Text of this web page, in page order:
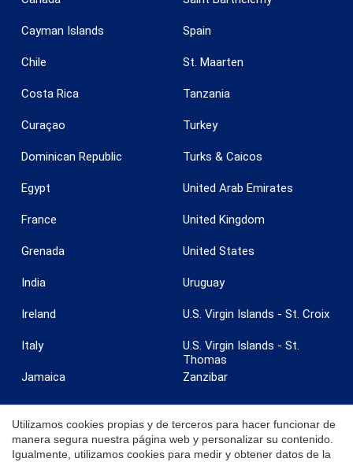
Cayman Islands
Chile
Costa Rica
Curaçao
Dominican Republic
Egypt
France
Grenada
India
Ireland
Italy
Jamaica
Spain
St. Maarten
Tanzania
Turkey
Turks & Caicos
United Arab Emirates
United Kingdom
United States
Uruguay
U.S. Virgin Islands - St. Croix
U.S. Virgin Islands - St.
Thomas
Zanzibar
Utilizamos cookies propias y de terceros para hacer funcionar de
manera segura nuestra página web y personalizar su contenido.
Igualmente, utilizamos cookies para medir y obtener datos de la
Guardar configuración Aceptar todas